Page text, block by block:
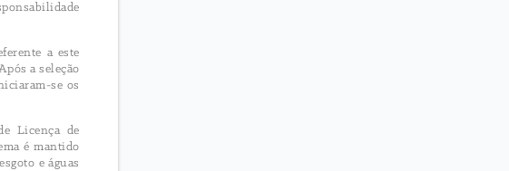
a este
a seleção
se os
Licença de
é mantido
e águas